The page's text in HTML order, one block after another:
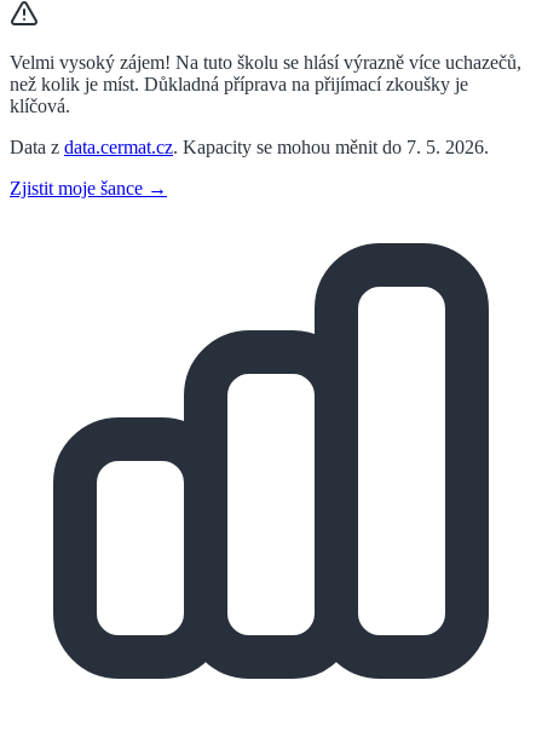
Velmi vysoký zájem! Na tuto školu se hlásí výrazně více uchazečů,
než kolik je míst. Důkladná příprava na přijímací zkoušky je
klíčová.
Data z data.cermat.cz. Kapacity se mohou měnit do 7. 5. 2026.
Zjistit moje šance →